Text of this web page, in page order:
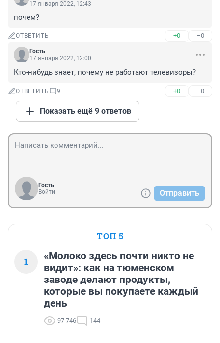
17 января 2022, 12:43
почем?
ОТВЕТИТЬ +0 –0
Гость
17 января 2022, 12:00
Кто-нибудь знает, почему не работают телевизоры?
ОТВЕТИТЬ 9 +0 –0
Показать ещё 9 ответов
Гость
Войти
Отправить
ТОП 5
1
«Молоко здесь почти никто не
видит»: как на тюменском
заводе делают продукты,
которые вы покупаете каждый
день
97 746 144